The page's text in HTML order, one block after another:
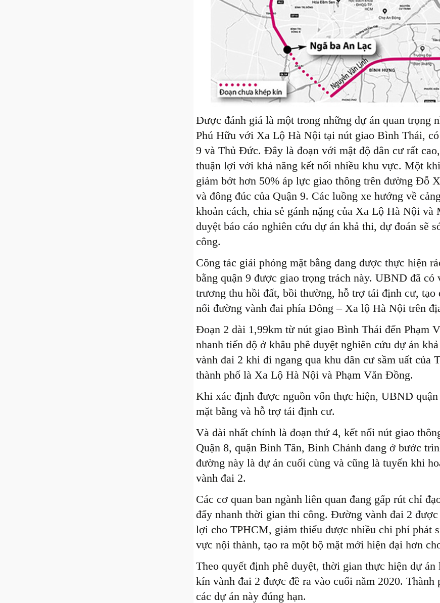
Được đánh giá là một trong những dự án quan trọng
Phú Hữu với Xa Lộ Hà Nội tại nút giao Bình Thái,
9 và Thủ Đức. Đây là đoạn với mật độ dân cư rất
thuận lợi với khả năng kết nối nhiều khu vực. Một
giảm bớt hơn 50% áp lực giao thông trên đường Đỗ
và đông đúc của Quận 9. Các luồng xe hướng về
khoản cách, chia sẻ gánh nặng của Xa Lộ Hà Nội
duyệt báo cáo nghiên cứu dự án khả thi, dự đoán sẽ
công.
Công tác giải phóng mặt bằng đang được thực hiện
bằng quận 9 được giao trọng trách này. UBND đã
trương thu hồi đất, bồi thường, hỗ trợ tái định cư,
nối đường vành đai phía Đông – Xa lộ Hà Nội trên
Đoạn 2 dài 1,99km từ nút giao Bình Thái đến Phạm
nhanh tiến độ ở khâu phê duyệt nghiên cứu dự án
vành đai 2 khi đi ngang qua khu dân cư sầm uất của
thành phố là Xa Lộ Hà Nội và Phạm Văn Đồng.
Khi xác định được nguồn vốn thực hiện, UBND
mặt bằng và hỗ trợ tái định cư.
Và dài nhất chính là đoạn thứ 4, kết nối nút giao
Quận 8, quận Bình Tân, Bình Chánh đang ở bước
đường này là dự án cuối cùng và cũng là tuyến khi
vành đai 2.
Các cơ quan ban ngành liên quan đang gấp rút chỉ
đẩy nhanh thời gian thi công. Đường vành đai 2
lợi cho TPHCM, giảm thiểu được nhiều chi phí phát
vực nội thành, tạo ra một bộ mặt mới hiện đại hơn
Theo quyết định phê duyệt, thời gian thực hiện dự
kín vành đai 2 được đề ra vào cuối năm 2020. Thành
các dự án này đúng hạn.